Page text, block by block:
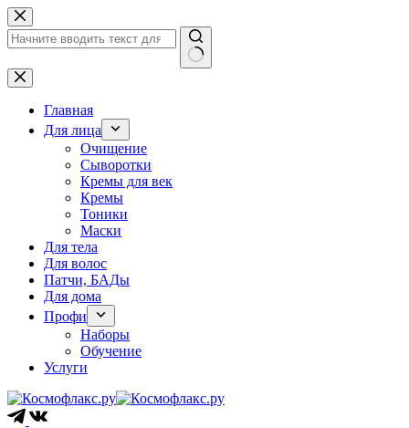
Перейти
к
сути
Ничего
не
найденоГлавная
Для лица
Очищение
Сыворотки
Кремы для век
Кремы
Тоники
Маски
Для тела
Для волос
Патчи, БАДы
Для дома
Профи
Наборы
Обучение
Услуги